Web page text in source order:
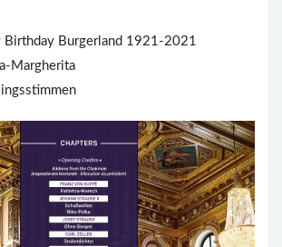
Birthday Burgerland 1921-2021
Margherita